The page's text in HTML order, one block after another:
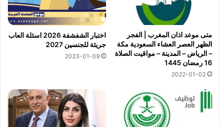
متى موعد اذان المغرب | الفجر
الظهر العصر العشاء السعودية مكة
– الرياض – المدينة – مواقيت الصلاة
16 رمضان 1445
2022-01-02
اختبار الشفشفة 2026 اسئلة العاب
جريئة للجنسين 2027
2023-01-09